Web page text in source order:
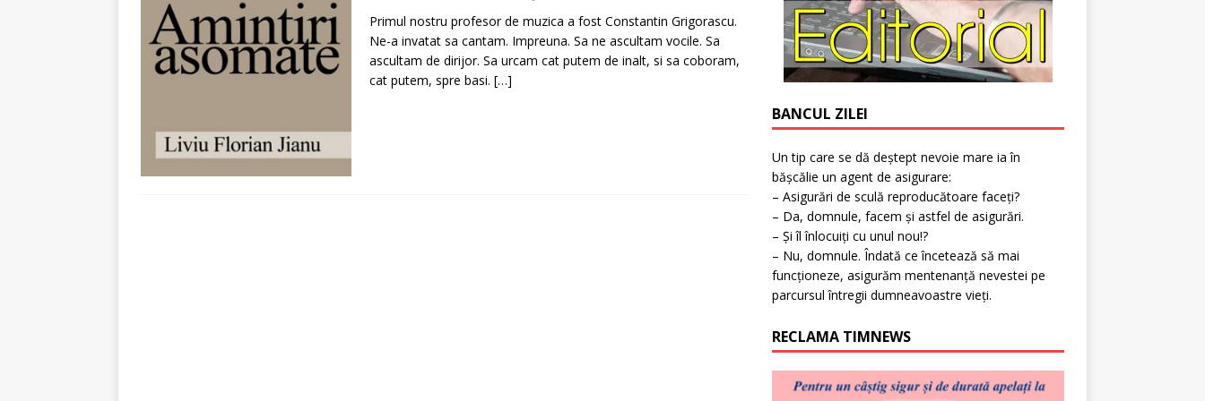
[ 5 august 2026 ]
Primul nostru profesor de muzica a fost Constantin Grigorascu.
Ne-a invatat sa cantam. Impreuna. Sa ne ascultam vocile. Sa
ascultam de dirijor. Sa urcam cat putem de inalt, si sa coboram,
cat putem, spre basi. […]
BANCUL ZILEI
Un tip care se dă deștept nevoie mare ia în
bășcălie un agent de asigurare:
– Asigurări de sculă reproducătoare faceți?
– Da, domnule, facem și astfel de asigurări.
– Și îl înlocuiți cu unul nou!?
– Nu, domnule. Îndată ce încetează să mai
funcționeze, asigurăm mentenanță nevestei pe
parcursul întregii dumneavoastre vieți.
RECLAMA TIMNEWS